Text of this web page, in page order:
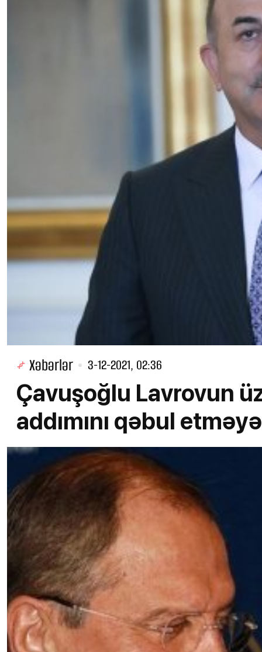
Xəbərlər 3-12-2021, 02:36
Çavuşoğlu Lavrovun
addımını qəbul